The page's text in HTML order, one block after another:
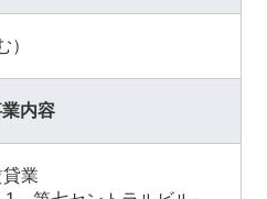
）
内容
業